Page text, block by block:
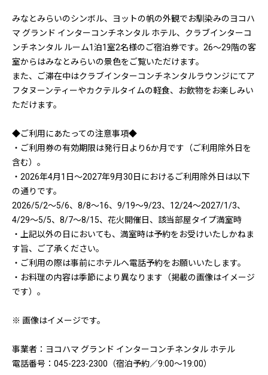
みなとみらいのシンボル、ヨットの帆の外観でお馴染みのヨコハ
マ グランド インターコンチネンタル ホテル、クラブインターコ
ンチネンタル ルーム1泊1室2名様のご宿泊券です。26〜29階の客
室からはみなとみらいの景色をご覧いただけます。
また、ご滞在中はクラブインターコンチネンタルラウンジにてア
フタヌーンティーやカクテルタイムの軽食、お飲物をお楽しみい
ただけます。
◆ご利用にあたっての注意事項◆
・ご利用券の有効期限は発行日より6か月です（ご利用除外日を
含む）。
・2026年4月1日〜2027年9月30日におけるご利用除外日は以下
の通りです。
2026/5/2〜5/6、8/8〜16、9/19〜9/23、12/24〜2027/1/3、
4/29〜5/5、8/7〜8/15、花火開催日、該当部屋タイプ満室時
・上記以外の日においても、満室時は予約をお受けいたしかねま
す旨、ご了承ください。
・ご利用の際は事前にホテルへ電話予約をお願いいたします。
・お料理の内容は季節により異なります（掲載の画像はイメージ
です）。
※ 画像はイメージです。
事業者：ヨコハマ グランド インターコンチネンタル ホテル
電話番号：045-223-2300（宿泊予約／9:00〜19:00）